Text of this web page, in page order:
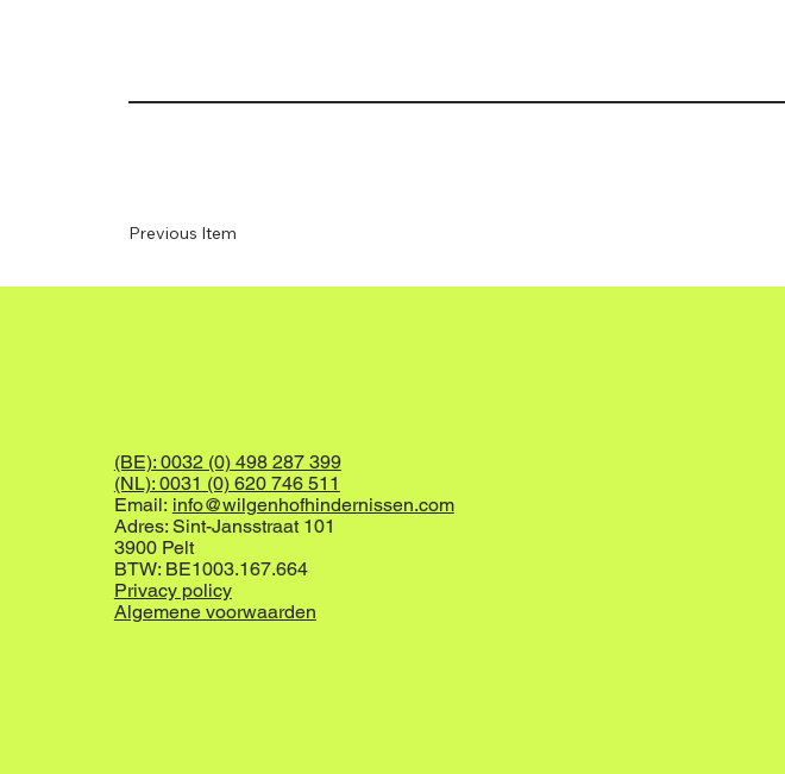
Previous Item
(BE): 0032 (0) 498 287 399
(NL): 0031 (0) 620 746 511
Email: info@wilgenhofhindernissen.com
Adres: Sint-Jansstraat 101
3900 Pelt
BTW: BE1003.167.664
Privacy policy
Algemene voorwaarden